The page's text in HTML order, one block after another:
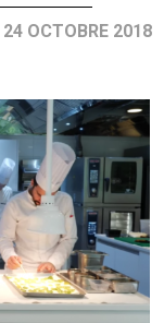
24 OCTOBRE 2018